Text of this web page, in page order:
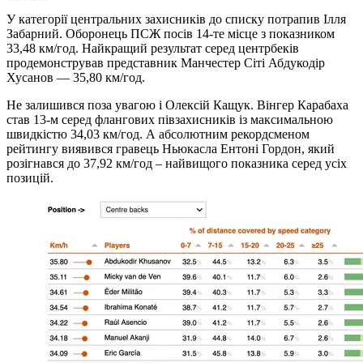
У категорії центральних захисників до списку потрапив Ілля
Забарний. Оборонець ПСЖ посів 14-те місце з показником
33,48 км/год. Найкращий результат серед центрбеків
продемонстрував представник Манчестер Сіті Абдукодір
Хусанов — 35,80 км/год.
Не залишився поза увагою і Олексій Кащук. Вінгер Карабаха
став 13-м серед флангових півзахисників із максимальною
швидкістю 34,03 км/год. А абсолютним рекордсменом
рейтингу виявився гравець Ньюкасла Ентоні Гордон, який
розігнався до 37,92 км/год – найвищого показника серед усіх
позицій.